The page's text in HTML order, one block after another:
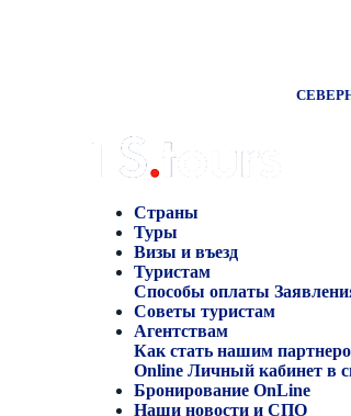
Страны
Туры
Визы и въезд
Туристам
Способы оплаты
Советы туристам
Агентствам
Как стать нашим
Online Личный кабинет в
Бронирование OnLine
Наши новости и СПО